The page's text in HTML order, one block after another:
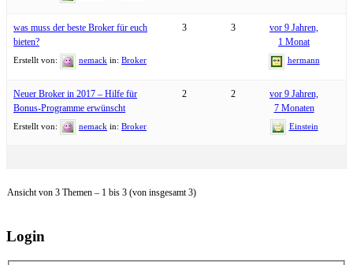
was muss der beste Broker für euch
bieten?
Erstellt von: nemack in: Broker
3 3
vor 9 Jahren,
1 Monat
hermann
Neuer Broker in 2017 – Hilfe für
Bonus-Programme erwünscht
Erstellt von: nemack in: Broker
2 2
vor 9 Jahren,
7 Monaten
Einstein
Ansicht von 3 Themen – 1 bis 3 (von insgesamt 3)
Login